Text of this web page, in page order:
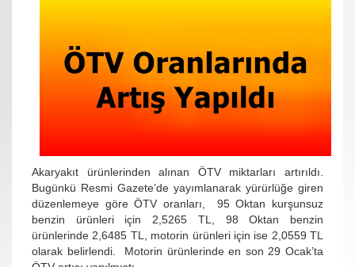
Akaryakıt ürünlerinden alınan ÖTV miktarları artırıldı.
Bugünkü Resmi Gazete’de yayımlanarak yürürlüğe giren
düzenlemeye göre ÖTV oranları, 95 Oktan kurşunsuz
benzin ürünleri için 2,5265 TL, 98 Oktan benzin
ürünlerinde 2,6485 TL, motorin ürünleri için ise 2,0559 TL
olarak belirlendi. Motorin ürünlerinde en son 29 Ocak’ta